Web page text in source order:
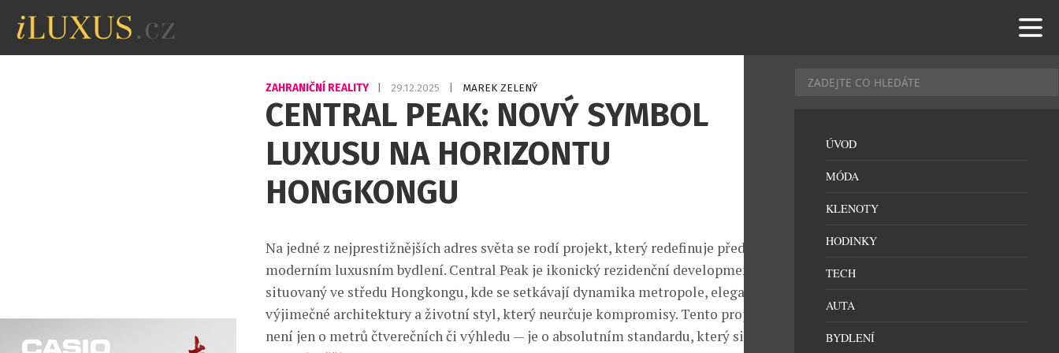
ZAHRANIČNÍ REALITY 29.12.2025 MAREK ZELENÝ
CENTRAL PEAK: NOVÝ SYMBOL
LUXUSU NA HORIZONTU
HONGKONGU
Na jedné z nejprestižnějších adres světa se rodí projekt, který redefinuje představu o
moderním luxusním bydlení. Central Peak je ikonický rezidenční development
situovaný ve středu Hongkongu, kde se setkávají dynamika metropole, elegance
výjimečné architektury a životní styl, který neurčuje kompromisy. Tento projekt
není jen o metrů čtverečních či výhledu — je o absolutním standardu, který si vytváří
ÚVOD
MÓDA
KLENOTY
HODINKY
TECH
AUTA
BYDLENÍ